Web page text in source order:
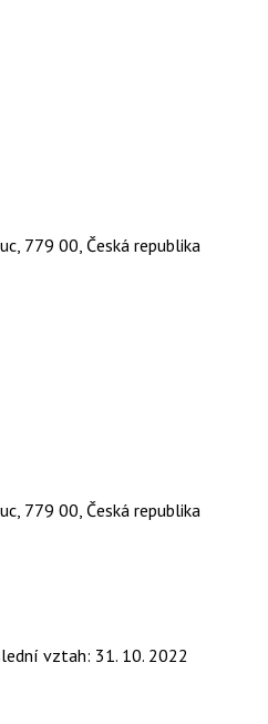
779 00, Česká republika
779 00, Česká republika
vztah: 31. 10. 2022